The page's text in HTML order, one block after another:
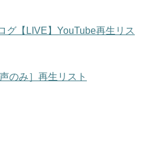
グ【LIVE】YouTube再生リス
のみ］再生リスト